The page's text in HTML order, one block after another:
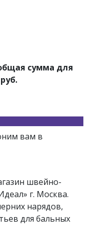
сумма для
вам в
швейно-
г. Москва.
нарядов,
для бальных